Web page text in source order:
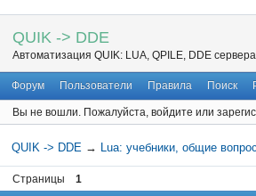
QUIK -> DDE
Автоматизация QUIK: LUA, QPILE, DDE сервера
Форум Пользователи Правила Поиск
Вы не вошли. Пожалуйста, войдите или
QUIK -> DDE → Lua: учебники, общие
Страницы 1